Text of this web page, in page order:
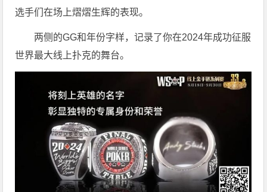
选手们在场上熠熠生辉的表现。
两侧的GG和年份字样，记录了你在2024年成功征服
世界最大线上扑克的舞台。